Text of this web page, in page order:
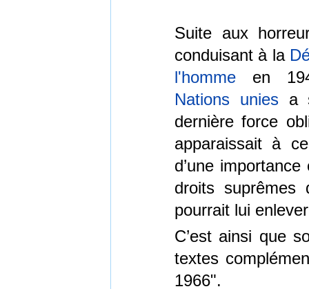
Suite aux
conduisant à la
l'homme en
Nations uniesa
dernière force
apparaissait à
d’une
droits suprêmes
pourrait lui
C’est ainsi que
textes
1966".